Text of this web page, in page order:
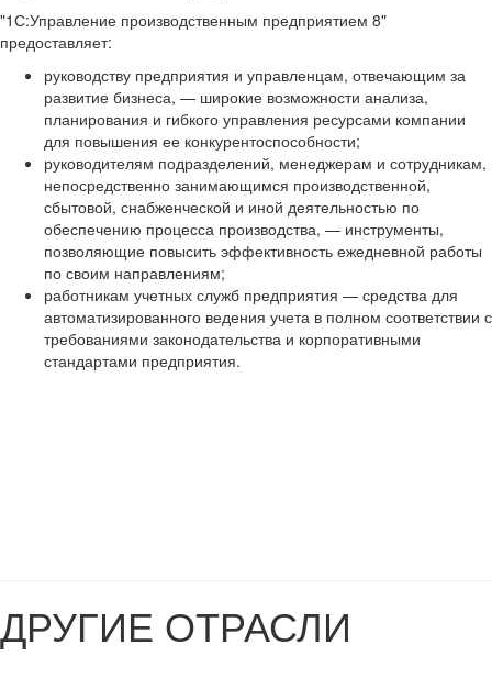
"1С:Управление производственным предприятием 8"
предоставляет:
руководству предприятия и управленцам, отвечающим за
развитие бизнеса, — широкие возможности анализа,
планирования и гибкого управления ресурсами компании
для повышения ее конкурентоспособности;
руководителям подразделений, менеджерам и сотрудникам,
непосредственно занимающимся производственной,
сбытовой, снабженческой и иной деятельностью по
обеспечению процесса производства, — инструменты,
позволяющие повысить эффективность ежедневной работы
по своим направлениям;
работникам учетных служб предприятия — средства для
автоматизированного ведения учета в полном соответствии с
требованиями законодательства и корпоративными
стандартами предприятия.
ДРУГИЕ ОТРАСЛИ